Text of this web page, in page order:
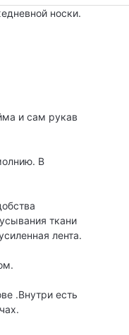
носки.
и сам рукав
В
ткани
лента.
.Внутри есть